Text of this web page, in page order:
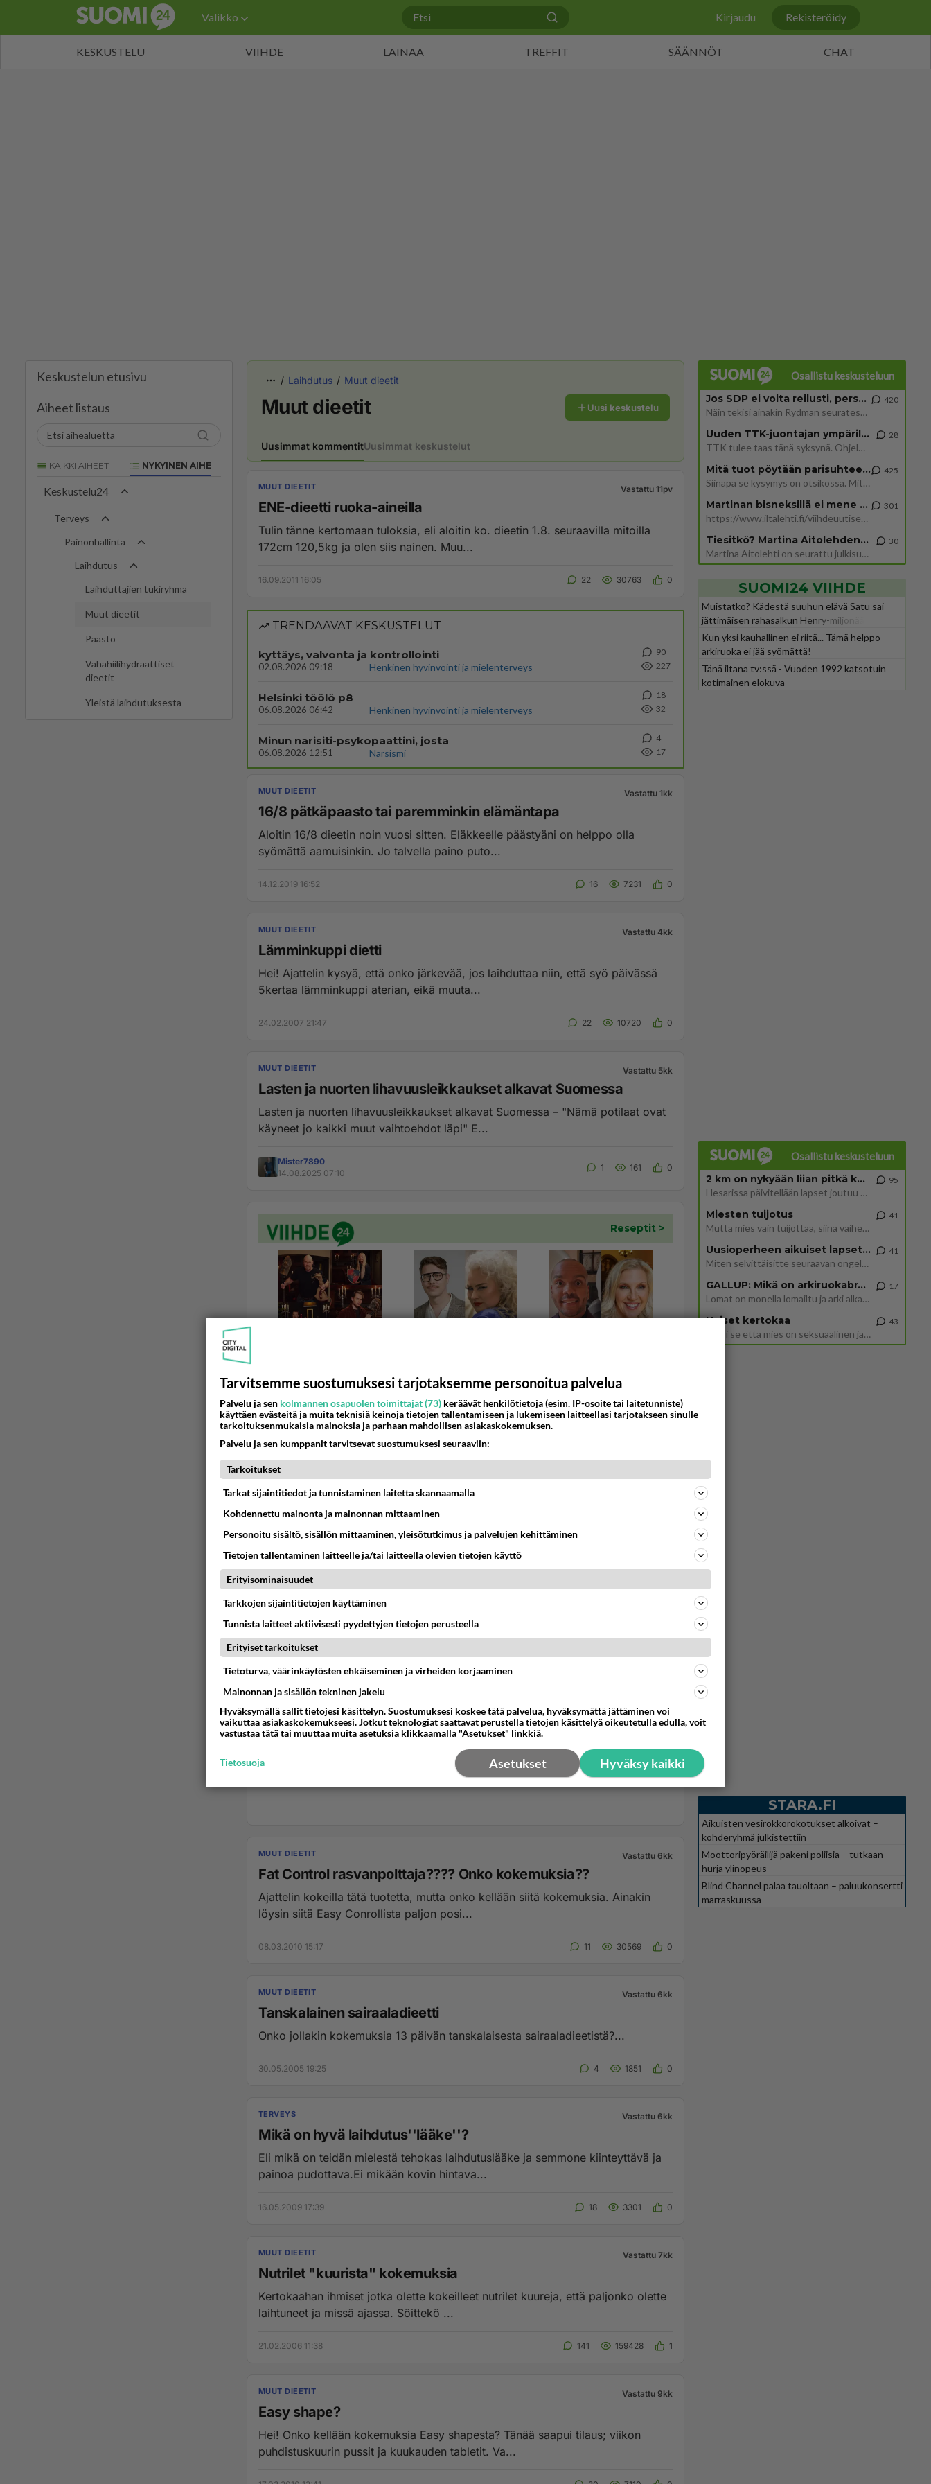
Valikko Kirjaudu Rekisteröidy
KESKUSTELU VIIHDE LAINAA TREFFIT SÄÄNNÖT CHAT
Keskustelun etusivu
Aiheet listaus
KAIKKI AIHEET NYKYINEN AIHE
Keskustelu24
Terveys
Painonhallinta
Laihdutus
Laihduttajien tukiryhmä
Muut dieetit
Paasto
Vähähiilihydraattiset
dieetit
Yleistä laihdutuksesta
Laihdutus Muut dieetit
Muut dieetit Uusi keskustelu
Uusimmat kommentitUusimmat keskustelut
MUUT DIEETIT Vastattu 11pv
ENE-dieetti ruoka-aineilla
Tulin tänne kertomaan tuloksia, eli aloitin ko. dieetin 1.8. seuraavilla mitoilla
172cm 120,5kg ja olen siis nainen. Muu...
16.09.2011 16:05 22 30763 0
TRENDAAVAT KESKUSTELUT
kyttäys, valvonta ja kontrollointi
02.08.2026 09:18 Henkinen hyvinvointi ja mielenterveys
90
227
Helsinki töölö p8
06.08.2026 06:42 Henkinen hyvinvointi ja mielenterveys
18
32
Minun narisiti-psykopaattini, josta
06.08.2026 12:51 Narsismi
4
17
MUUT DIEETIT Vastattu 1kk
16/8 pätkäpaasto tai paremminkin elämäntapa
Aloitin 16/8 dieetin noin vuosi sitten. Eläkkeelle päästyäni on helppo olla
syömättä aamuisinkin. Jo talvella paino puto...
14.12.2019 16:52 16 7231 0
MUUT DIEETIT Vastattu 4kk
Lämminkuppi dietti
Hei! Ajattelin kysyä, että onko järkevää, jos laihduttaa niin, että syö päivässä
5kertaa lämminkuppi aterian, eikä muuta...
24.02.2007 21:47 22 10720 0
MUUT DIEETIT Vastattu 5kk
Lasten ja nuorten lihavuusleikkaukset alkavat Suomessa
Lasten ja nuorten lihavuusleikkaukset alkavat Suomessa – "Nämä potilaat ovat
käyneet jo kaikki muut vaihtoehdot läpi" E...
Mister7890
14.08.2025 07:10
1 161 0
MUUT DIEETIT
nutarus vai painonvartijat??
kumman valitsen?? kun haluan 7-10 kg pois elokuun puoleen väliin
mennessä.Asiallisia vastauksia kiitos....
10.06.2007 07:33
MUUT DIEETIT Vastattu 6kk
Fat Control rasvanpolttaja???? Onko kokemuksia??
Ajattelin kokeilla tätä tuotetta, mutta onko kellään siitä kokemuksia. Ainakin
löysin siitä Easy Conrollista paljon posi...
08.03.2010 15:17 11 30569 0
MUUT DIEETIT Vastattu 6kk
Tanskalainen sairaaladieetti
Onko jollakin kokemuksia 13 päivän tanskalaisesta sairaaladieetistä?...
30.05.2005 19:25 4 1851 0
TERVEYS Vastattu 6kk
Mikä on hyvä laihdutus''lääke''?
Eli mikä on teidän mielestä tehokas laihdutuslääke ja semmone kiinteyttävä ja
painoa pudottava.Ei mikään kovin hintava...
16.05.2009 17:39 18 3301 0
MUUT DIEETIT Vastattu 7kk
Nutrilet "kuurista" kokemuksia
Kertokaahan ihmiset jotka olette kokeilleet nutrilet kuureja, että paljonko olette
laihtuneet ja missä ajassa. Söittekö ...
21.02.2006 11:38 141 159428 1
MUUT DIEETIT Vastattu 9kk
Easy shape?
Hei! Onko kellään kokemuksia Easy shapesta? Tänää saapui tilaus; viikon
puhdistuskuurin pussit ja kuukauden tabletit. Va...
Osallistu keskusteluun
Jos SDP ei voita reilusti, persut kumoavat demokratian Suomesta
Näin tekisi ainakin Rydman seuratessaan idolinsa Trumpin mallia https://www.is.fi/politiikka/art-2000012187244.html
420
Uuden TTK-juontajan ympärillä epätietoisuus sakenee - Nyt MTV hämmentää soppaa
TTK tulee taas tänä syksynä. Ohjelman uudet tähtioppilaat julkistetaan torstaina 6. elokuuta klo 14 alkavassa lehdistö
28
Mitä tuot pöytään parisuhteessa?
Siinäpä se kysymys on otsikossa. Mitäpä siis tuot/toisit pöytään parisuhteessa? Oletko mies vai nainen? Koetko sen mitä
425
Martinan bisneksillä ei mene hyvin
https://www.iltalehti.fi/viihdeuutiset/a/c46da6ab-340f-4790-aaa7-0865eed2336 Yrityksen konkurssihakemus on tullut kärä
301
Tiesitkö? Martina Aitolehden isäpuoli on tämä suosittu laulaja
Martina Aitolehti on seurattu julkisuuden henkilö. Lähipiiriin mahtuu muitakin tunnettuja henkilöitä. Tiesitkö, että Ma
30
SUOMI24 VIIHDE
Muistatko? Kädestä suuhun elävä Satu sai
jättimäisen rahasalkun Henry-miljonääriltä
Kun yksi kauhallinen ei riitä... Tämä helppo
arkiruoka ei jää syömättä!
Tänä iltana tv:ssä - Vuoden 1992 katsotuin
kotimainen elokuva
Osallistu keskusteluun
2 km on nykyään liian pitkä koulumatka
Hesarissa päivitellään lapset joutuu nyt kulkemaan 2 km kouluun jösses. Ruostefillarilla tuo matka menee vaikka miten äk
95
Miesten tuijotus
Mutta mies vain tuijottaa, siinä vaiheessa käännän itse pään pois. Mikä juttu? Yleensä jos joku tuijottaa tai katsoo, hä
41
Uusioperheen aikuiset lapset tyhjentää jääkaapin käydessään
Miten selvittäisitte seuraavan ongelman, meillä on uusioperhe, minulla teini-ikäiset lapset ja puolisolla aikuiset, jotk
41
GALLUP: Mikä on arkiruokabravuurisi?
Lomat on monella lomailtu ja arki alkaa. Se voi tarkoittaa myös sitä, että grillailut on grillattu ja palataan arjen ruo
17
Naiset kertokaa
Miksi se että mies on seksuaalinen ja haluaa seksiä ja te olette hänen mielestänne haluttava on vastenmielistä? Mikä sii
43
STARA.FI
Aikuisten vesirokkorokotukset alkoivat –
kohderyhmä julkistettiin
Moottoripyöräilijä pakeni poliisia – tutkaan
hurja ylinopeus
Blind Channel palaa tauoltaan – paluukonsertti
marraskuussa
Tarvitsemme suostumuksesi tarjotaksemme personoitua palvelua
Palvelu ja sen kolmannen osapuolen toimittajat (73) keräävät henkilötietoja (esim. IP-osoite tai laitetunniste)
käyttäen evästeitä ja muita teknisiä keinoja tietojen tallentamiseen ja lukemiseen laitteellasi tarjotakseen sinulle
tarkoituksenmukaisia mainoksia ja parhaan mahdollisen asiakaskokemuksen.
Palvelu ja sen kumppanit tarvitsevat suostumuksesi seuraaviin:
Tarkoitukset
Tarkat sijaintitiedot ja tunnistaminen laitetta skannaamalla
Kohdennettu mainonta ja mainonnan mittaaminen
Personoitu sisältö, sisällön mittaaminen, yleisötutkimus ja palvelujen kehittäminen
Tietojen tallentaminen laitteelle ja/tai laitteella olevien tietojen käyttö
Erityisominaisuudet
Tarkkojen sijaintitietojen käyttäminen
Tunnista laitteet aktiivisesti pyydettyjen tietojen perusteella
Erityiset tarkoitukset
Tietoturva, väärinkäytösten ehkäiseminen ja virheiden korjaaminen
Mainonnan ja sisällön tekninen jakelu
Hyväksymällä sallit tietojesi käsittelyn. Suostumuksesi koskee tätä palvelua, hyväksymättä jättäminen voi
vaikuttaa asiakaskokemukseesi. Jotkut teknologiat saattavat perustella tietojen käsittelyä oikeutetulla edulla, voit
vastustaa tätä tai muuttaa muita asetuksia klikkaamalla "Asetukset" linkkiä.
Hyväksy kaikki
Asetukset
Tietosuoja